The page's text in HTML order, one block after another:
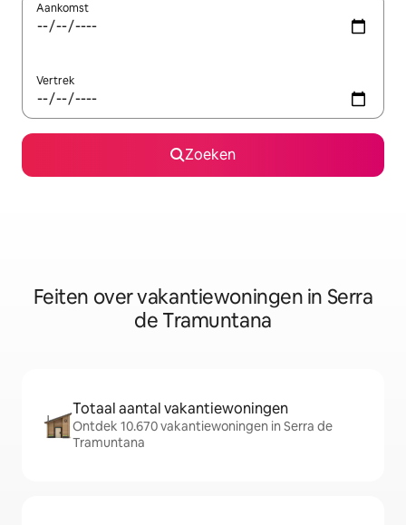
Aankomst
Vertrek
Zoeken
Feiten over vakantiewoningen in Serra
de Tramuntana
Totaal aantal vakantiewoningen
Ontdek 10.670 vakantiewoningen in Serra de
Tramuntana